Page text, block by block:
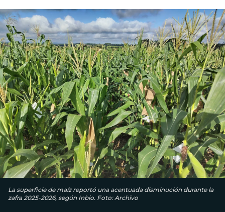
La superficie de maíz reportó una acentuada disminución durante la
zafra 2025-2026, según Inbio. Foto: Archivo